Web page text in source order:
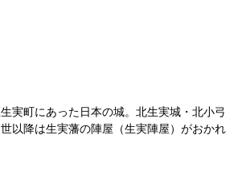
実町にあった日本の城。北生実城・北小弓
以降は生実藩の陣屋（生実陣屋）がおかれ